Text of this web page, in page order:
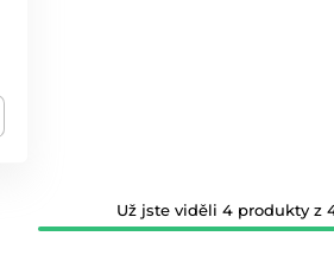
Už jste viděli 4 produkty z